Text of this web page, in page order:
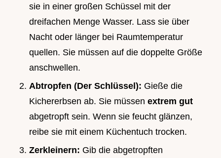
sie in einer großen Schüssel mit der
dreifachen Menge Wasser. Lass sie über
Nacht oder länger bei Raumtemperatur
quellen. Sie müssen auf die doppelte Größe
anschwellen.
Abtropfen (Der Schlüssel): Gieße die
Kichererbsen ab. Sie müssen extrem gut
abgetropft sein. Wenn sie feucht glänzen,
reibe sie mit einem Küchentuch trocken.
Zerkleinern: Gib die abgetropften